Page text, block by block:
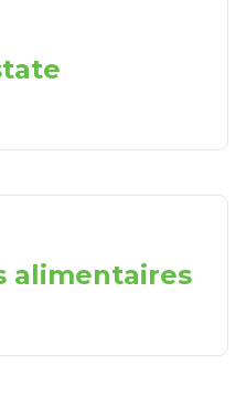
alimentaires